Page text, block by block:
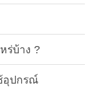
ร่บ้าง ?
อุปกรณ์